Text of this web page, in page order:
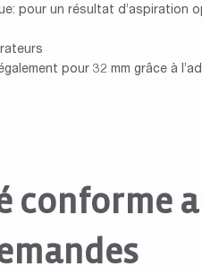
pour un résultat d’aspiration
pour 32 mm grâce à
conforme